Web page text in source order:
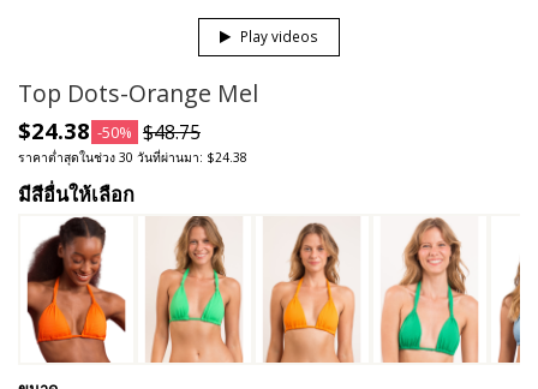
Play videos
Top Dots-Orange Mel
$24.38 -50% $48.75
ราคาต่ำสุดในช่วง 30 วันที่ผ่านมา: $24.38
มีสีอื่นให้เลือก